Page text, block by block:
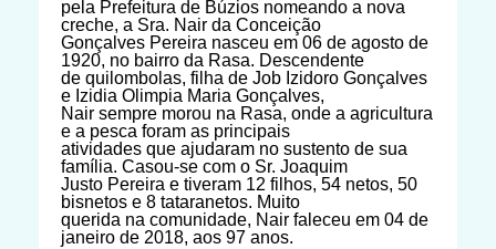
pela Prefeitura de Búzios nomeando a nova
creche, a Sra. Nair da Conceição
Gonçalves Pereira nasceu em 06 de agosto de
1920, no bairro da Rasa. Descendente
de quilombolas, filha de Job Izidoro Gonçalves
e Izidia Olimpia Maria Gonçalves,
Nair sempre morou na Rasa, onde a agricultura
e a pesca foram as principais
atividades que ajudaram no sustento de sua
família. Casou-se com o Sr. Joaquim
Justo Pereira e tiveram 12 filhos, 54 netos, 50
bisnetos e 8 tataranetos. Muito
querida na comunidade, Nair faleceu em 04 de
janeiro de 2018, aos 97 anos.